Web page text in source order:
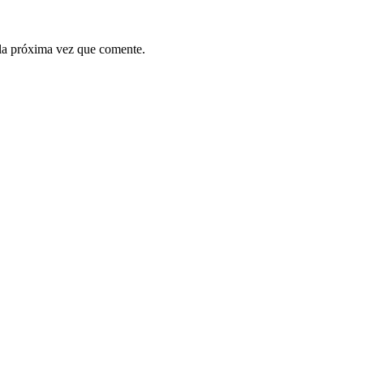
próxima vez que comente.